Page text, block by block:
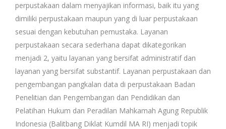
perpustakaan dalam menyajikan informasi, baik itu yang
dimiliki perpustakaan maupun yang di luar perpustakaan
sesuai dengan kebutuhan pemustaka. Layanan
perpustakaan secara sederhana dapat dikategorikan
menjadi 2, yaitu layanan yang bersifat administratif dan
layanan yang bersifat substantif. Layanan perpustakaan dan
pengembangan pangkalan data di perpustakaan Badan
Penelitian dan Pengembangan dan Pendidikan dan
Pelatihan Hukum dan Peradilan Mahkamah Agung Republik
Indonesia (Balitbang Diklat Kumdil MA RI) menjadi topik